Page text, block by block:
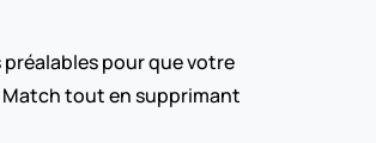
pour que votre
Match tout en supprimant